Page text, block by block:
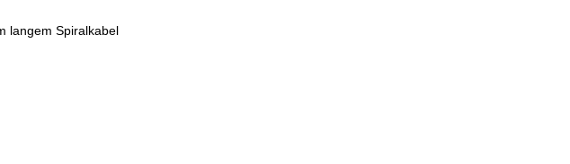
langem Spiralkabel